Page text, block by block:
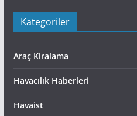
Kategoriler
Araç Kiralama
Havacılık Haberleri
Havaist